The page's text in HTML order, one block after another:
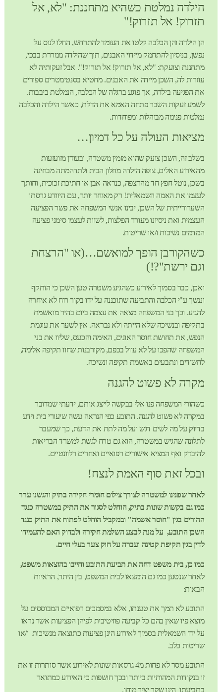
הילדה נמלטת כשהיא מתחננת: "לא, אל
תזרוק! אל תזרוק!"
הן הילדה והן הכלבה קלטו את העומד להתרחש, החלו לנוס על
נפשן, בניסיון להתחמק מיידוי האבנים, תוך שהילדה ממררת בבכי,
מתחננת וצועקת: "לא, אל תזרוק! אל תזרוק!". אבל זעקותיה לא
עוזרות לה, השכן מיידה את האבנים. מחטיא בסנטימטרים ספורים
את הפגיעה בילדה, אך פוגע ברגלה של הכלבה, הנמלטת ביבבות.
לשמע זעקות השבר פתחה האמא את הדלת, כאשר הילדה והכלבה
נמלטות פנימה מבוהלות ומפוחדות.
מציאות העולה על כל דמיון…
בשלב זה, השכן צועק שהוא מזמין משטרה, ובעודן מזועזעות
מהאירוע האלים, צופה הילדה מחלון הבית ולתדהמתה מבחינה
בשכן, נוטל חפץ חד מהרצפה, כנראה אבן או חתיכת זכוכית, וחותך
לעצמו את האמה השמאלית! רק מאוחר יותר, עם היוודע גרסתו
השערורייתית של השכן, יבינו אנשי המשפחה את פשר הפציעה
העצמית ואת ניסיונו מעורר הפלצות, לשוות לעצמו סימני פציעה
המדמים נשיכות ו/או שריטות.
כשהקורבן הופך למואשם…(או "הרצחת
וגם ירשת"?!)
ואכן, כבר בסמוך לאירוע כשהגיע משטרה טען השכן כי הותקף
וננשך ע"י הכלבה והתביעה שתוכננה על ידו בקור רוח לא איחרה
להגיע. וכך בני המשפחה מצאה את עצמה ביום בהיר מואשמת
בתקיפה ובנשיכה שלא הייתה ולא נבראה. אין לשער את עוגמת
הנפש, את תחושת חוסר האונים, האימה והכעס, שליוו את בני
המשפחה שהפכו על לא עוול בכפם, מקורבנות שחוו תקיפה אלימה,
לחשודים ונתבעים באשמת תקיפה ונשיכה.
מקרה לא פשוט להגנה
כשהורי המשפחה פנו אלי בבקשה לייצג אותם, ידעתי שמדובר
במקרה לא פשוט להגנה. התובע כפי הנראה עשה שיעורי בית וידע
בדיוק על מה לשים דגש ועל מה לתת את הדעת, כך שמעבר
לתלונה שהגיש במשטרה, הוא גם טרח לגשת למשרד הבריאות
להיבדק ואף המציא אישורים רפואיים ואחרים רלוונטיים.
ובכל זאת סוף האמת לנצח!
לאחר שפנינו למשטרה לצורך צילום חומרי חקירה בתיק והגשנו ערר
כמו גם בקשות שונות בתיק, הוחלט לסגור את התיק במשטרה כנגד
ההורים בגין "חוסר אשמה" ובמקביל הוחלט לפתוח את התיק כנגד
השכן התובע, על מנת לבצע השלמת חקירה ולבדוק האם להעמידו
לדין בגין תקיפת קטינה ועברה על חוק צער בעלי חיים.
כמו כן, בית משפט דחה את תביעת התובע וחייבו בהוצאות משפט,
לאחר שנטען כמו גם הומצאו לבית המשפט, בין היתר, הראיות
הבאות:
התובע לא תמך את טענתו, אלא במסמכים רפואיים המבוססים על
מוצא פיו שאין בהם כל קביעה פוזיטיבית לפיהן הפציעות אשר נראו
על ידו השמאלית בסמוך לאירוע הינן פציעות כתוצאה מנשיכות ו/או
שריטות כלב.
התובע מסר לא פחות מ4 גרסאות שונות לאירוע אשר סותרות זו את
זו בנקודות המהותיות ביותר ובכך חושפות כי האירוע כמתואר
בתביעתו הינו שקר יציר מוחו.